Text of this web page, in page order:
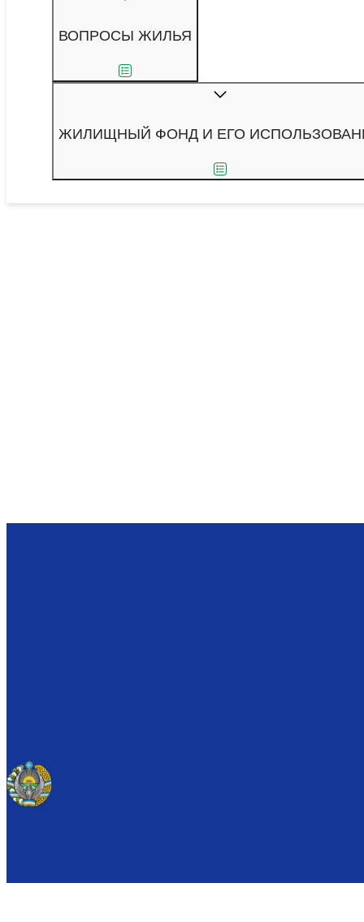
ВОПРОСЫ ЖИЛЬЯ
ЖИЛИЩНЫЙ ФОНД И ЕГО